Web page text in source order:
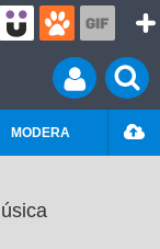
MODERA